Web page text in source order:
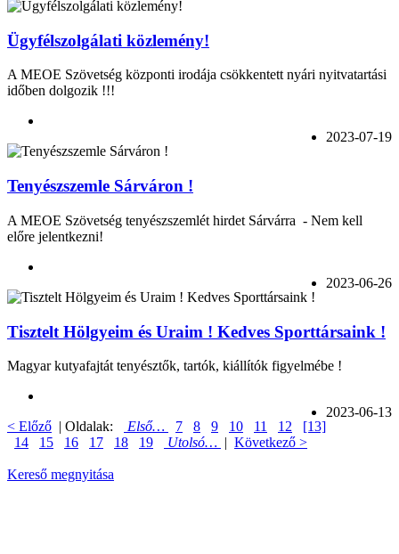
Ügyfélszolgálati közlemény!
A MEOE Szövetség központi irodája csökkentett nyári nyitvatartási
időben dolgozik !!!
2023-07-19
Tenyészszemle Sárváron !
A MEOE Szövetség tenyészszemlét hirdet Sárvárra - Nem kell
előre jelentkezni!
2023-06-26
Tisztelt Hölgyeim és Uraim ! Kedves Sporttársaink !
Magyar kutyafajtát tenyésztők, tartók, kiállítók figyelmébe !
2023-06-13
< Előző | Oldalak: Első… 7 8 9 10 11 12
[13]
14
15 16 17 18 19 Utolsó… | Következő >
Kereső megnyitása